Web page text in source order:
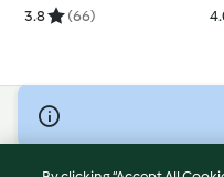
3.8 (66)
© Copyright 2026
Terms of Service